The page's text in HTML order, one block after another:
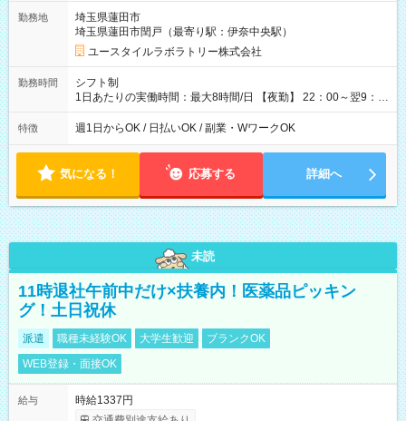
月 ※ 雇用形態と給与に、本採用時と異なる部分があります。 雇
用形態：本採用時と同じです。 給与：時給 1,580円以上
勤務地
埼玉県蓮田市
埼玉県蓮田市閏戸（最寄り駅：伊奈中央駅）
ユースタイルラボラトリー株式会社
勤務時間
シフト制
1日あたりの実働時間：最大8時間/日 【夜勤】 22：00～翌9：
00 ※週1日～OK ／ 夜勤専従 ＊＊ 勤務時間例 ＊＊ ■22時か
ら翌7時 ■23時から翌8時 ■24時から翌9時 など ※上記の時間
ます。 ※曜日固定（毎週同じ曜日での勤務となります）
特徴 週1日からOK / 日払いOK / 副業・WワークOK
気になる！ 応募する 詳細へ
未読
11時退社午前中だけ×扶養内！医薬品ピッキン
グ！土日祝休
派遣 職種未経験OK 大学生歓迎
ブランクOK
WEB登録・面接OK
給与
時給1337円